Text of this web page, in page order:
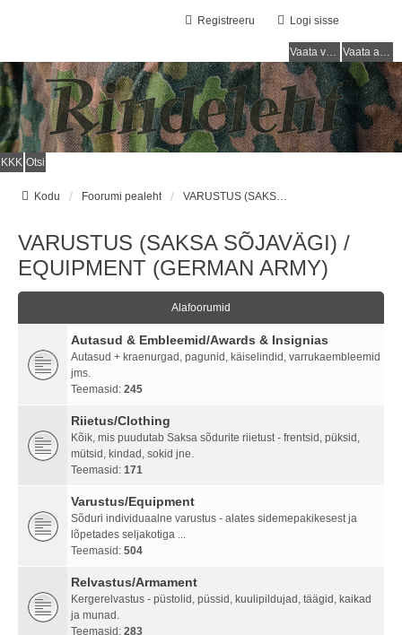
Logi sisse
Registreeru
Vaata vastamata teemasi Vaata aktiivseid teemasid
KKK Otsi
Kodu Foorumi pealeht VARUSTUS (SAKSA SÕJAVÄGI) / EQUIPMENT (GERMAN ARMY)
VARUSTUS (SAKSA SÕJAVÄGI) /
EQUIPMENT (GERMAN ARMY)
Alafoorumid
Autasud & Embleemid/Awards & Insignias
Autasud + kraenurgad, pagunid, käiselindid, varrukaembleemid
jms.
Teemasid: 245
Riietus/Clothing
Kõik, mis puudutab Saksa sõdurite riietust - frentsid, püksid,
mütsid, kindad, sokid jne.
Teemasid: 171
Varustus/Equipment
Sõduri individuaalne varustus - alates sidemepakikesest ja
lõpetades seljakotiga ...
Teemasid: 504
Relvastus/Armament
Kergerelvastus - püstolid, püssid, kuulipildujad, täägid, kaikad
ja munad.
Teemasid: 283